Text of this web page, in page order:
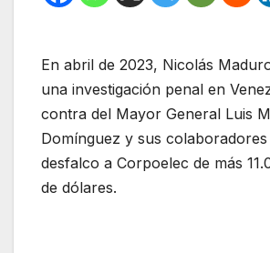
En abril de 2023, Nicolás
una investigación penal en
contra del Mayor General Luis
Domínguez y sus
desfalco a Corpoelec de más
de dólares.